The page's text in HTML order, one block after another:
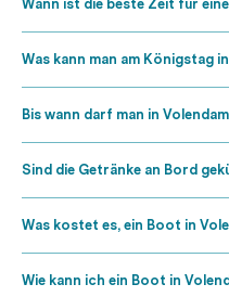
Wann ist die beste Zeit für
Was kann man am Königstag
Bis wann darf man in
Sind die Getränke an Bord
Was kostet es, ein Boot in
Wie kann ich ein Boot in